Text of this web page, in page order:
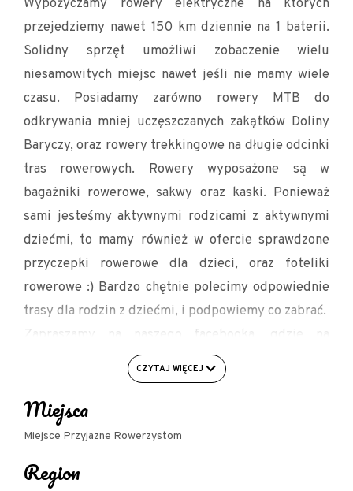
Wypożyczamy rowery elektryczne na których
przejedziemy nawet 150 km dziennie na 1 baterii.
Solidny sprzęt umożliwi zobaczenie wielu
niesamowitych miejsc nawet jeśli nie mamy wiele
czasu. Posiadamy zarówno rowery MTB do
odkrywania mniej uczęszczanych zakątków Doliny
Baryczy, oraz rowery trekkingowe na długie odcinki
tras rowerowych. Rowery wyposażone są w
bagażniki rowerowe, sakwy oraz kaski. Ponieważ
sami jesteśmy aktywnymi rodzicami z aktywnymi
dziećmi, to mamy również w ofercie sprawdzone
przyczepki rowerowe dla dzieci, oraz foteliki
rowerowe :) Bardzo chętnie polecimy odpowiednie
trasy dla rodzin z dziećmi, i podpowiemy co zabrać.
Zapraszamy na naszego facebooka, gdzie na
bieżąco zamieszczamy opisy tras rowerowych w
Udogodnienia:
- Rowery elektryczne dla dzieci 10-12 lat
CZYTAJ WIĘCEJ
Miejsca
Miejsce Przyjazne Rowerzystom
Region